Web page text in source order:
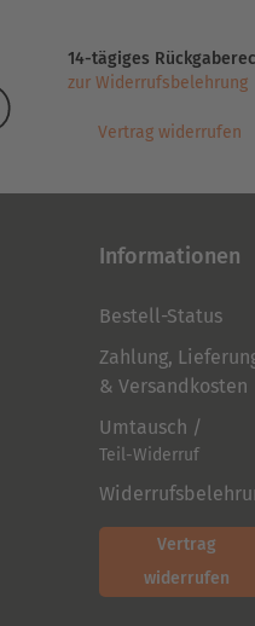
werden
14-tägiges
zur Widerrufsbelehrung
Vertrag widerrufen
Informationen
Bestell-Status
Zahlung,
& Versandkosten
Umtausch /
Teil-Widerruf
Vertrag
widerrufen